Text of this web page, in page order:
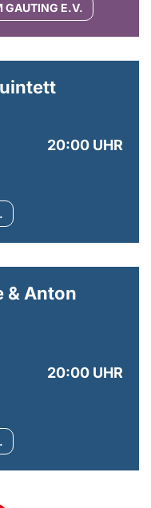
GAUTING E.V.
20:00 UHR
& Anton
20:00 UHR